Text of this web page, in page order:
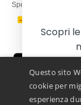
Spediamo con
Questo sito
cookie per
esperienza
Scopri